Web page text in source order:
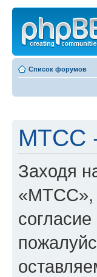
Список форумов
МТСС -
Заходя
«МТСС»,